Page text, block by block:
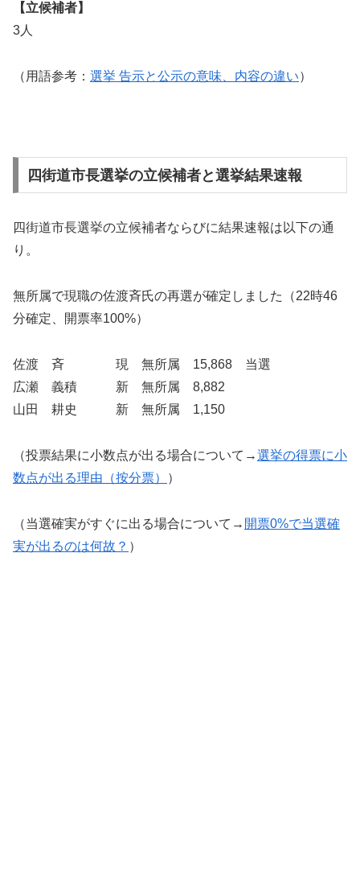
【立候補者】
3人
（用語参考： 選挙 告示と公示の意味、内容の違い）
四街道市長選挙の立候補者と選挙結果速報
四街道市長選挙の立候補者ならびに結果速報は以下の通
り。
無所属で現職の佐渡斉氏の再選が確定しました（22時46
分確定、開票率100%）
佐渡 斉 現 無所属 15,868 当選
広瀬 義積 新 無所属 8,882
山田 耕史 新 無所属 1,150
（投票結果に小数点が出る場合について→選挙の得票に小
数点が出る理由（按分票）
）
（当選確実がすぐに出る場合について→ 開票0%で当選確
実が出るのは何故？ ）